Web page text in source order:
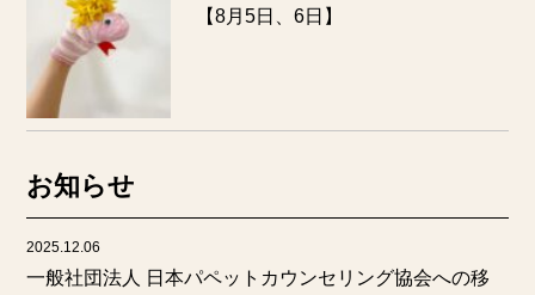
【8月5日、6日】
お知らせ
2025.12.06
一般社団法人 日本パペットカウンセリング協会への移